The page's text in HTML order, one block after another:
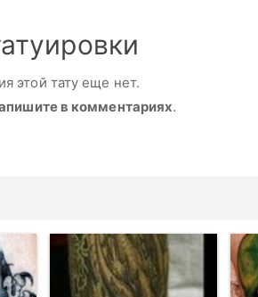
этой тату еще нет.
в комментариях.